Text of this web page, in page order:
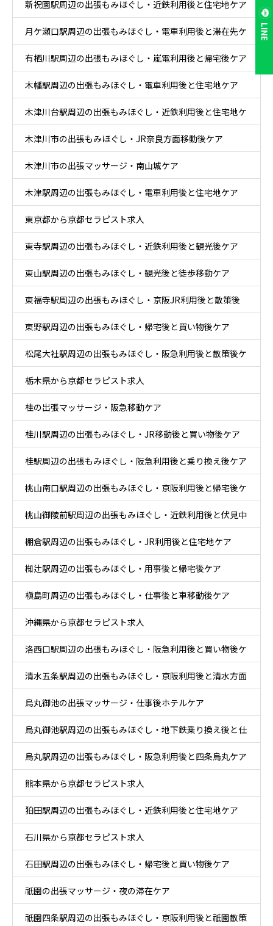
LINE
新祝園駅周辺の出張もみほぐし・近鉄利用後と住宅地ケア
月ケ瀬口駅周辺の出張もみほぐし・電車利用後と滞在先ケ
ア
有栖川駅周辺の出張もみほぐし・嵐電利用後と帰宅後ケア
木幡駅周辺の出張もみほぐし・電車利用後と住宅地ケア
木津川台駅周辺の出張もみほぐし・近鉄利用後と住宅地ケ
ア
木津川市の出張もみほぐし・JR奈良方面移動後ケア
木津川市の出張マッサージ・南山城ケア
木津駅周辺の出張もみほぐし・電車利用後と住宅地ケア
東京都から京都セラピスト求人
東寺駅周辺の出張もみほぐし・近鉄利用後と観光後ケア
東山駅周辺の出張もみほぐし・観光後と徒歩移動ケア
東福寺駅周辺の出張もみほぐし・京阪JR利用後と散策後
ケア
東野駅周辺の出張もみほぐし・帰宅後と買い物後ケア
松尾大社駅周辺の出張もみほぐし・阪急利用後と散策後ケ
ア
栃木県から京都セラピスト求人
桂の出張マッサージ・阪急移動ケア
桂川駅周辺の出張もみほぐし・JR移動後と買い物後ケア
桂駅周辺の出張もみほぐし・阪急利用後と乗り換え後ケア
桃山南口駅周辺の出張もみほぐし・京阪利用後と帰宅後ケ
ア
桃山御陵前駅周辺の出張もみほぐし・近鉄利用後と伏見中
心部ケア
棚倉駅周辺の出張もみほぐし・JR利用後と住宅地ケア
椥辻駅周辺の出張もみほぐし・用事後と帰宅後ケア
槇島町周辺の出張もみほぐし・仕事後と車移動後ケア
沖縄県から京都セラピスト求人
洛西口駅周辺の出張もみほぐし・阪急利用後と買い物後ケ
ア
清水五条駅周辺の出張もみほぐし・京阪利用後と清水方面
散策ケア
烏丸御池の出張マッサージ・仕事後ホテルケア
烏丸御池駅周辺の出張もみほぐし・地下鉄乗り換え後と仕
事帰りケア
烏丸駅周辺の出張もみほぐし・阪急利用後と四条烏丸ケア
熊本県から京都セラピスト求人
狛田駅周辺の出張もみほぐし・近鉄利用後と住宅地ケア
石川県から京都セラピスト求人
石田駅周辺の出張もみほぐし・帰宅後と買い物後ケア
祇園の出張マッサージ・夜の滞在ケア
祇園四条駅周辺の出張もみほぐし・京阪利用後と祇園散策